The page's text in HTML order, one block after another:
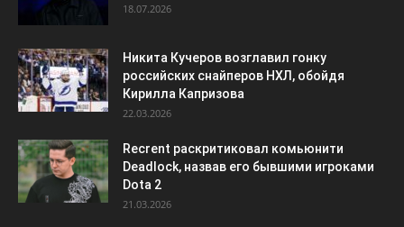
18.07.2026
Никита Кучеров возглавил гонку
российских снайперов НХЛ, обойдя
Кирилла Капризова
22.03.2026
Recrent раскритиковал комьюнити
Deadlock, назвав его бывшими игроками
Dota 2
21.03.2026